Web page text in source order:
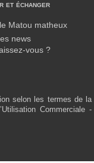
et échanger
Matou matheux
Les news
vous ?
selon les termes de la
Commerciale -